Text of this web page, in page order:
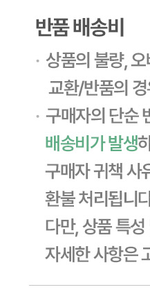
상품상세 참조
소비기한
본 제품은 제품입고일별 유
하므로, 필요시 고객센터로
터 365일 까지
포장단위별 용량(중량)
상품상세 참조
상품상세 참조
원재료명 및 함량
상품상세 참조
영양성분
상품상세 참조
유전자변형식품에 해당하는
해당사항 없음
수입식품 여부
해당사항 없음
소비자 상담 관련 전화번호